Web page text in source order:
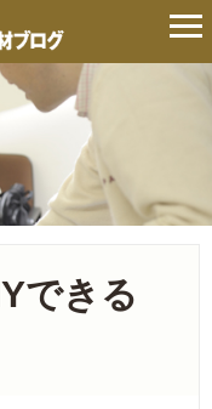
できる